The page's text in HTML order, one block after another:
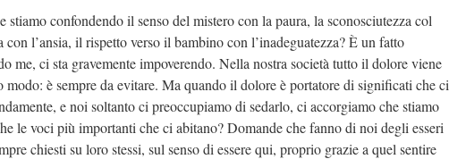
stiamo confondendo il senso del mistero con la paura, la sconosciutezza col
l’ansia, il rispetto verso il bambino con l’inadeguatezza? È un fatto
me, ci sta gravemente impoverendo. Nella nostra società tutto il dolore viene
modo: è sempre da evitare. Ma quando il dolore è portatore di significati che ci
e noi soltanto ci preoccupiamo di sedarlo, ci accorgiamo che stiamo
le voci più importanti che ci abitano? Domande che fanno di noi degli esseri
chiesti su loro stessi, sul senso di essere qui, proprio grazie a quel sentire